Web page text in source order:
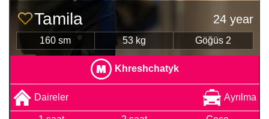
Tamila 24 year
160 sm 53 kg Göğüs 2
Khreshchatyk
Daireler Ayrılma